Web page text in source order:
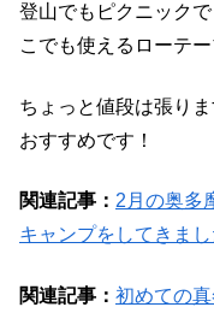
登山でもピクニック
こでも使えるローテー
ちょっと値段は張り
おすすめです！
関連記事： 2月の奥多
キャンプをしてきまし
関連記事： 初めての